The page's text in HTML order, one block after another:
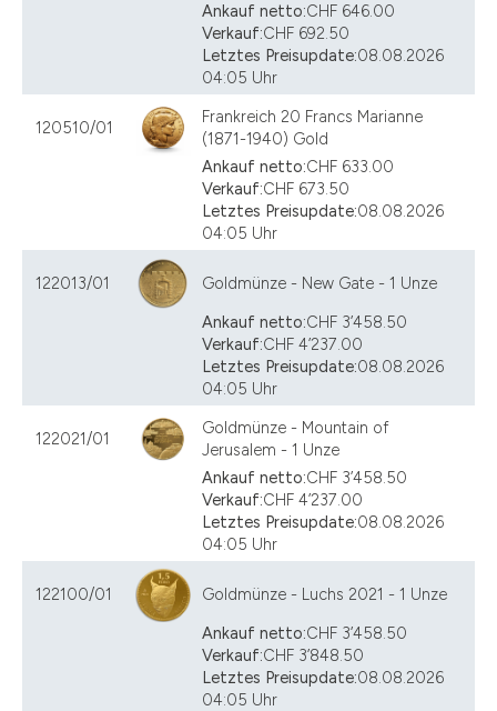
Ankauf netto:CHF 646.00
Verkauf:CHF 692.50
Letztes Preisupdate:08.08.2026
04:05 Uhr
120510/01
Frankreich 20 Francs Marianne
(1871-1940) Gold
Ankauf netto:CHF 633.00
Verkauf:CHF 673.50
Letztes Preisupdate:08.08.2026
04:05 Uhr
122013/01
Goldmünze - New Gate - 1 Unze
Ankauf netto:CHF 3’458.50
Verkauf:CHF 4’237.00
Letztes Preisupdate:08.08.2026
04:05 Uhr
122021/01
Goldmünze - Mountain of
Jerusalem - 1 Unze
Ankauf netto:CHF 3’458.50
Verkauf:CHF 4’237.00
Letztes Preisupdate:08.08.2026
04:05 Uhr
122100/01
Goldmünze - Luchs 2021 - 1 Unze
Ankauf netto:CHF 3’458.50
Verkauf:CHF 3’848.50
Letztes Preisupdate:08.08.2026
04:05 Uhr